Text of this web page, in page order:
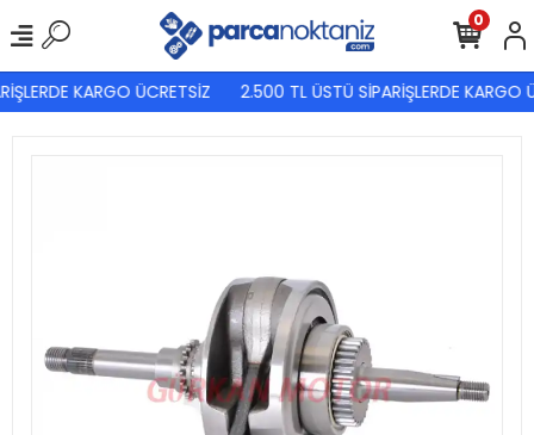
KARGO ÜCRETSİZ 2.500 TL ÜSTÜ SİPARİŞLERDE KARGO
0